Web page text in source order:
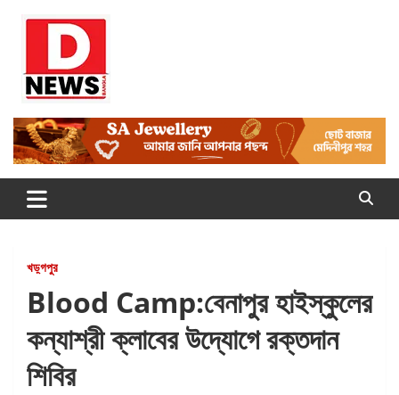
Dnews
#Medinipur24X7News
খড়্গপুর
Blood Camp:বেনাপুর হাইস্কুলের
কন্যাশ্রী ক্লাবের উদ্যোগে রক্তদান
শিবির